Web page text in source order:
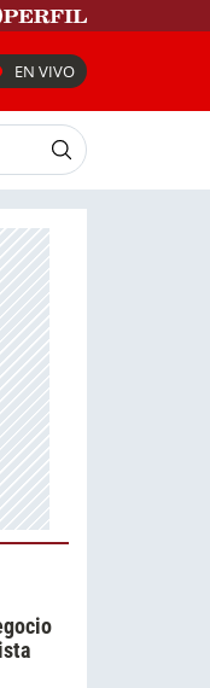
EN VIVO